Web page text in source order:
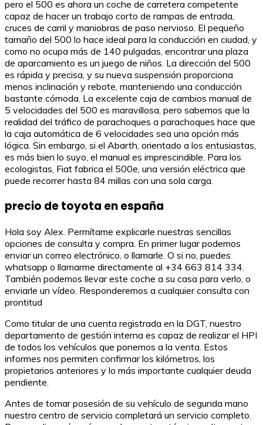
pero el 500 es ahora un coche de carretera competente
capaz de hacer un trabajo corto de rampas de entrada,
cruces de carril y maniobras de paso nervioso. El pequeño
tamaño del 500 lo hace ideal para la conducción en ciudad, y
como no ocupa más de 140 pulgadas, encontrar una plaza
de aparcamiento es un juego de niños. La dirección del 500
es rápida y precisa, y su nueva suspensión proporciona
menos inclinación y rebote, manteniendo una conducción
bastante cómoda. La excelente caja de cambios manual de
5 velocidades del 500 es maravillosa, pero sabemos que la
realidad del tráfico de parachoques a parachoques hace que
la caja automática de 6 velocidades sea una opción más
lógica. Sin embargo, si el Abarth, orientado a los entusiastas,
es más bien lo suyo, el manual es imprescindible. Para los
ecologistas, Fiat fabrica el 500e, una versión eléctrica que
puede recorrer hasta 84 millas con una sola carga.
precio de toyota en españa
Hola soy Alex. Permítame explicarle nuestras sencillas
opciones de consulta y compra. En primer lugar podemos
enviar un correo electrónico, o llamarle. O si no, puedes
whatsapp o llamarme directamente al +34 663 814 334.
También podemos llevar este coche a su casa para verlo, o
enviarle un vídeo. Responderemos a cualquier consulta con
prontitud
Como titular de una cuenta registrada en la DGT, nuestro
departamento de gestión interna es capaz de realizar el HPI
de todos los vehículos que ponemos a la venta. Estos
informes nos permiten confirmar los kilómetros, los
propietarios anteriores y lo más importante cualquier deuda
pendiente.
Antes de tomar posesión de su vehículo de segunda mano
nuestro centro de servicio completará un servicio completo.